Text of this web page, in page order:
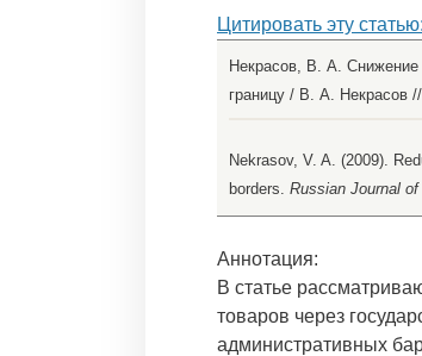
Цитировать эту статью:
Некрасов, В. А. Снижение
границу / В. А. Некрасов
Nekrasov, V. A. (2009).
borders. Russian Journal
Аннотация:
В статье
товаров через
административных